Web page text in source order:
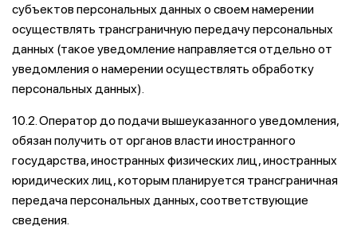
субъектов персональных данных о своем намерении
осуществлять трансграничную передачу персональных
данных (такое уведомление направляется отдельно от
уведомления о намерении осуществлять обработку
персональных данных).
10.2. Оператор до подачи вышеуказанного уведомления,
обязан получить от органов власти иностранного
государства, иностранных физических лиц, иностранных
юридических лиц, которым планируется трансграничная
передача персональных данных, соответствующие
сведения.